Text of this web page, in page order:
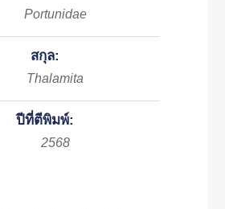
Portunidae
สกุล:
Thalamita
ปีที่ตีพิมพ์:
2568